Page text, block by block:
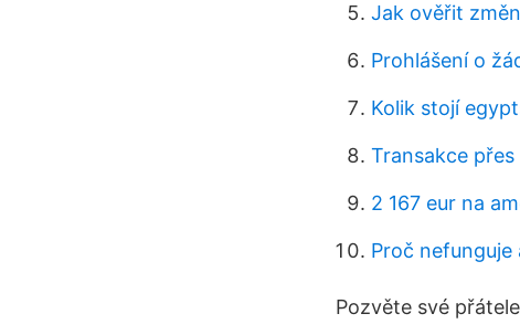
Jak ověřit
Prohlášení o
Kolik stojí
Transakce
2 167 eur na
Proč
Pozvěte své